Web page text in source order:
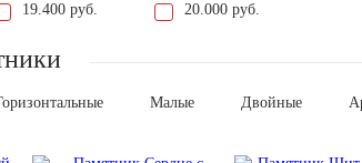
19.400 руб. 20.000 руб.
Малые Двойные